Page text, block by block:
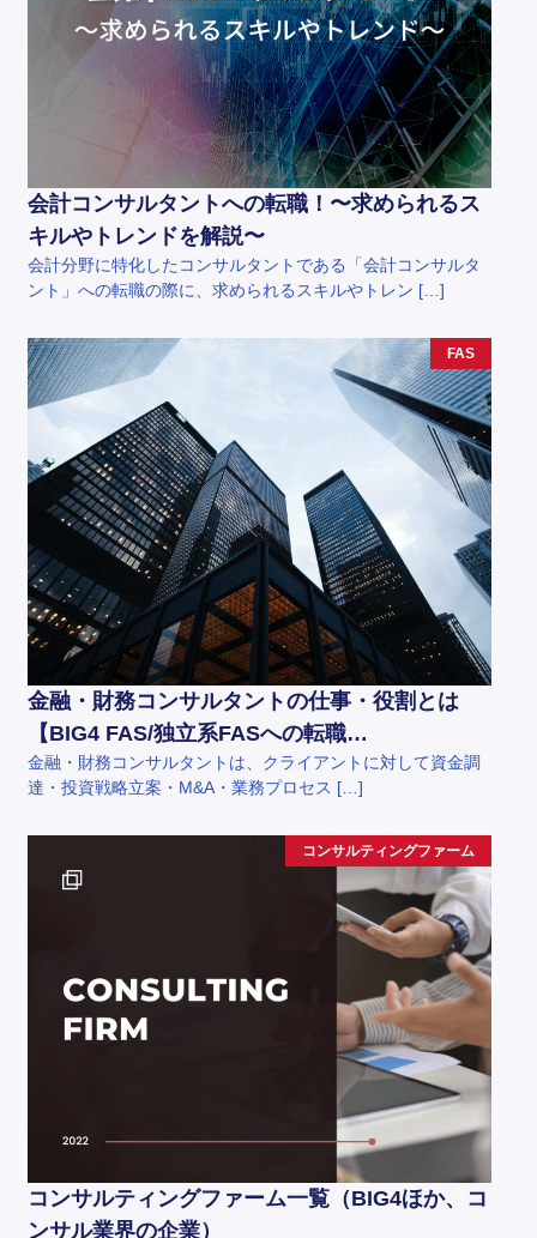
会計コンサルタントへの転職！〜求められるス
キルやトレンドを解説〜
会計分野に特化したコンサルタントである「会計コンサルタ
ント」への転職の際に、求められるスキルやトレン […]
FAS
金融・財務コンサルタントの仕事・役割とは
【BIG4 FAS/独立系FASへの転職…
金融・財務コンサルタントは、クライアントに対して資金調
達・投資戦略立案・M&A・業務プロセス […]
コンサルティングファーム
コンサルティングファーム一覧（BIG4ほか、コ
ンサル業界の企業）